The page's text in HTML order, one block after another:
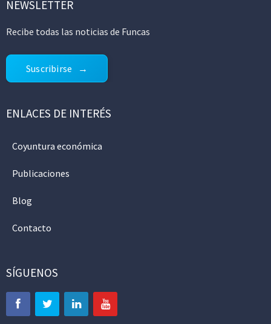
NEWSLETTER
Recibe todas las noticias de Funcas
Suscribirse
ENLACES DE INTERÉS
Coyuntura económica
Publicaciones
Blog
Contacto
SÍGUENOS